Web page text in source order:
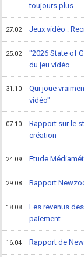
toujours plus
27.02 Jeux vidéo :
25.02
"2026 State of
du jeu vidéo
31.10
Qui joue
vidéo"
07.10
Rapport sur le
création
24.09 Etude
29.08 Rapport
18.08
Les revenus
paiement
16.04 Rapport de